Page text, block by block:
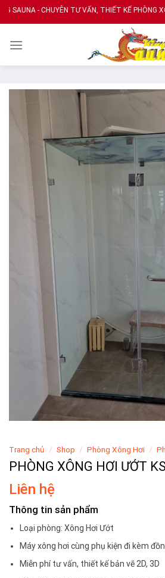
Skip
to
- CHUYÊN TƯ VẤN, THIẾT KẾ PHÒNG XÔNG
Trang chủ / Shop / Phòng Xông Hơi /
PHÒNG XÔNG HƠI ƯỚT
Liên hệ
Thông tin sản phẩm
Loại phòng: Xông Hơi Ướt
Máy xông hơi cùng phụ kiện đi kèm
Miễn phí tư vấn, thiết kế bản vẽ 2D, 3D